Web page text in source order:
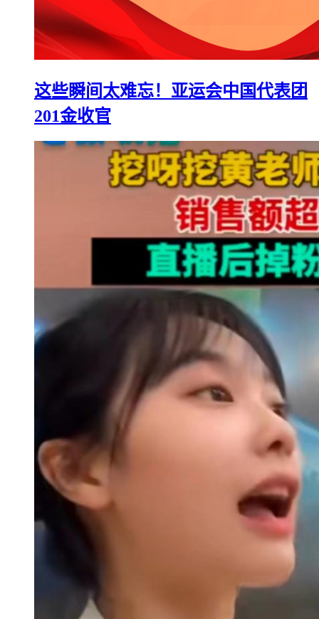
这些瞬间太难忘！亚运会中国代表团
201金收官